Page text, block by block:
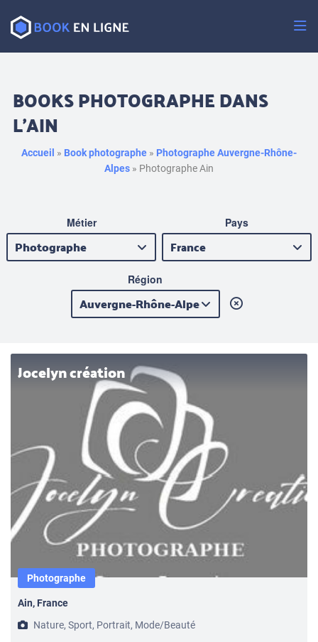
au
contenu
BOOKS PHOTOGRAPHE DANS
L’AIN
Accueil » Book photographe » Photographe Auvergne-Rhône-
Alpes » Photographe Ain
Métier Pays
Région
Jocelyn création
Photographe
Ain, France
Nature, Sport, Portrait, Mode/Beauté